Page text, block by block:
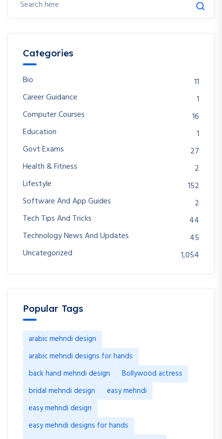
Categories
Bio
11
Career Guidance
1
Computer Courses
16
Education
1
Govt Exams
27
Health & Fitness
2
Lifestyle
152
Software And App Guides
2
Tech Tips And Tricks
44
Technology News And Updates
45
Uncategorized
1,054
Popular Tags
arabic mehndi design
arabic mehndi designs for hands
back hand mehndi design
Bollywood actress
bridal mehndi design
easy mehndi
easy mehndi design
easy mehndi designs for hands